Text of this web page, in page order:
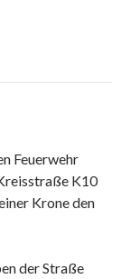
Feuerwehr
K10
Krone den
der Straße